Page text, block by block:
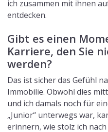
ich zusammen mit ihnen
entdecken.
Gibt es einen
Karriere, den Sie
werden?
Das ist sicher das Gefühl
Immobilie. Obwohl dies
und ich damals noch für
„Junior“ unterwegs war,
erinnern, wie stolz ich